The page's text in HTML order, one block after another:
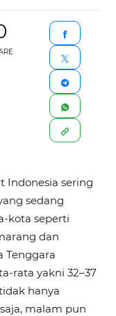
Indonesia sering
sedang
kota seperti
dan
Tenggara
rata yakni 32–37
hanya
malam pun